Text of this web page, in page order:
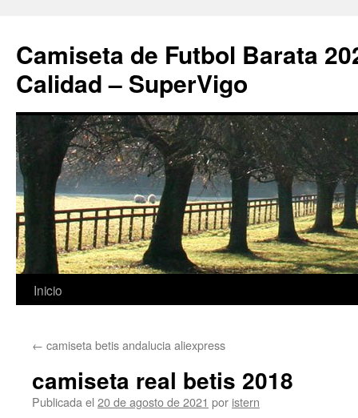
Camiseta de Futbol Barata
Calidad – SuperVigo
Saltar
contenido
Inicio
← camiseta betis andalucia aliexpress
camiseta real betis 2018
Publicada el 20 de agosto de 2021 por istern